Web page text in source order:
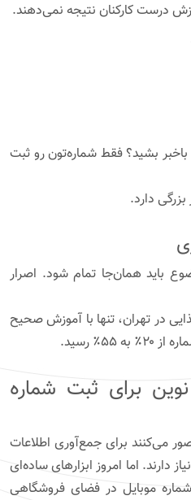
درست کارکنان نتیجه نمی‌دهند.
بشید؟ فقط شماره‌تون رو ثبت
دارد.
باید همان‌جا تمام شود. اصرار
در تهران، تنها با آموزش صحیح
رسید.
نوین برای ثبت شماره
می‌کنند برای جمع‌آوری اطلاعات
دارند. اما امروز ابزارهای ساده‌ای
موبایل در فضای فروشگاهی